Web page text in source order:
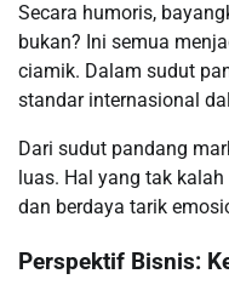
Secara humoris,
bukan? Ini semua
ciamik. Dalam sudut
standar internasional
Dari sudut pandang
luas. Hal yang tak
dan berdaya tarik
Perspektif Bisnis: